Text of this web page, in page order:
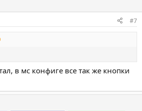
#7
в мс конфиге все так же кнопки